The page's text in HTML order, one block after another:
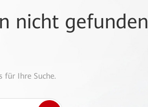
nicht gefunden
für Ihre Suche.